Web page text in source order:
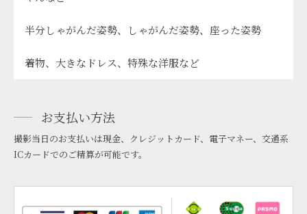
半分しゃがんだ姿勢、しゃがんだ姿勢、座った姿勢
着物、大きなドレス、特殊な洋服など
お支払い方法
撮影当日のお支払いは現金、クレジットカード、電子マネー、交通系
ICカードでのご精算が可能です。